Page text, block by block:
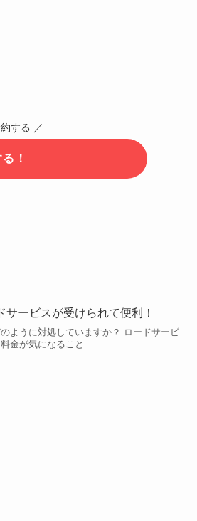
する ／
！
ービスが受けられて便利！
ように対処していますか？ ロードサービ
金が気になること…